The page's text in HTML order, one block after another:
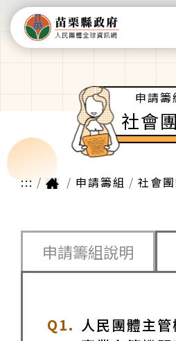
申請籌
社會
::: 申請籌組 社會
申請籌組說明
Q1. 人民團體主